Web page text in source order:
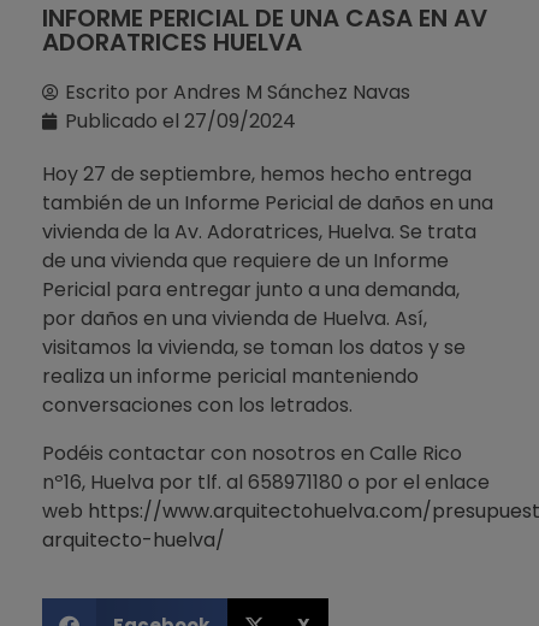
INFORME PERICIAL DE UNA CASA EN AV
ADORATRICES HUELVA
Escrito por Andres M Sánchez Navas
Publicado el 27/09/2024
Hoy 27 de septiembre, hemos hecho entrega
también de un Informe Pericial de daños en una
vivienda de la Av. Adoratrices, Huelva. Se trata
de una vivienda que requiere de un Informe
Pericial para entregar junto a una demanda,
por daños en una vivienda de Huelva. Así,
visitamos la vivienda, se toman los datos y se
realiza un informe pericial manteniendo
conversaciones con los letrados.
Podéis contactar con nosotros en Calle Rico
nº16, Huelva por tlf. al 658971180 o por el enlace
web https://www.arquitectohuelva.com/
arquitecto-huelva/